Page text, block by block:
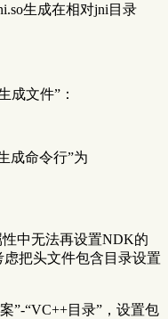
生成在相对jni目录
成文件”：
成命令行”为
中无法再设置NDK的
把头文件包含目录设置
”-“VC++目录”，设置包